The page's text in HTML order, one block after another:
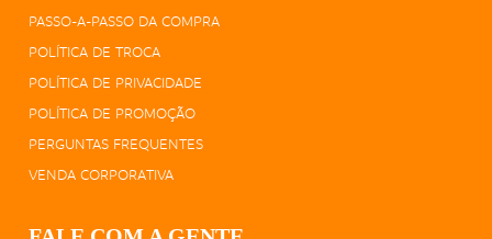
PASSO-A-PASSO DA COMPRA
POLÍTICA DE TROCA
POLÍTICA DE PRIVACIDADE
POLÍTICA DE PROMOÇÃO
PERGUNTAS FREQUENTES
VENDA CORPORATIVA